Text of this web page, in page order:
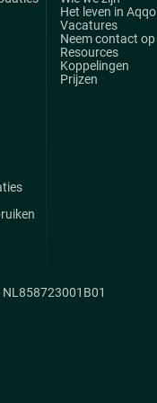
Het leven in Aqqo
Vacatures
Neem contact op
Resources
Koppelingen
Prijzen